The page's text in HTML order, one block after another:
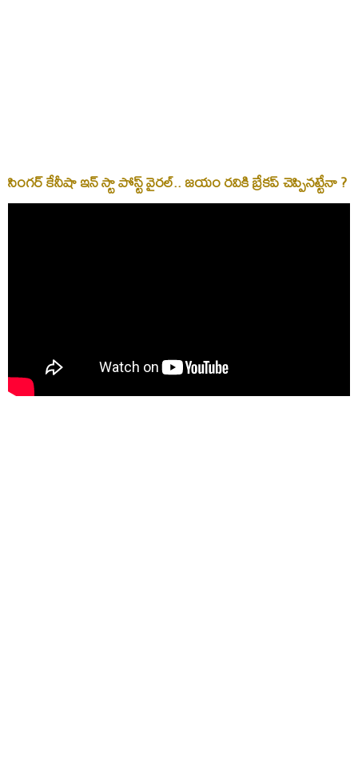
సింగర్ కేనీషా ఇన్ స్టా పోస్ట్ వైరల్.. జయం రవికి బ్రేకప్ చెప్పినట్టేనా ?